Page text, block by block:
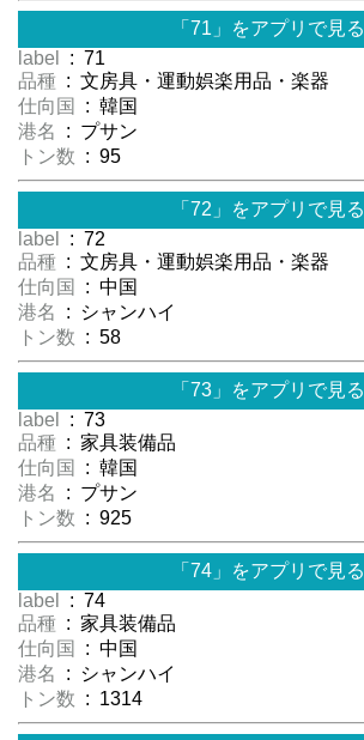
「71」をアプリで見る
label
: 71
品種 : 文房具・運動娯楽用品・楽器
仕向国
: 韓国
港名
: プサン
トン数 : 95
「72」をアプリで見る
label
: 72
品種 : 文房具・運動娯楽用品・楽器
仕向国
: 中国
港名
: シャンハイ
トン数 : 58
「73」をアプリで見る
label
: 73
品種 : 家具装備品
仕向国
: 韓国
港名
: プサン
トン数 : 925
「74」をアプリで見る
label
: 74
品種 : 家具装備品
仕向国
: 中国
港名
: シャンハイ
トン数 : 1314